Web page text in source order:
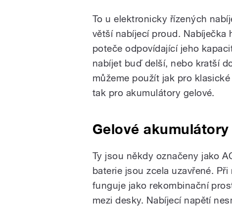
To u elektronicky řízených
větší nabíjecí proud. Nabíječka
poteče odpovídající jeho
nabíjet buď delší, nebo kratší
můžeme použít jak pro
tak pro akumulátory gelové.
Gelové akumulátory
Ty jsou někdy označeny jako
baterie jsou zcela uzavřené.
funguje jako rekombinační
mezi desky. Nabíjecí napětí